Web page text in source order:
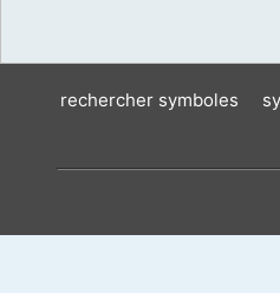
rechercher symboles